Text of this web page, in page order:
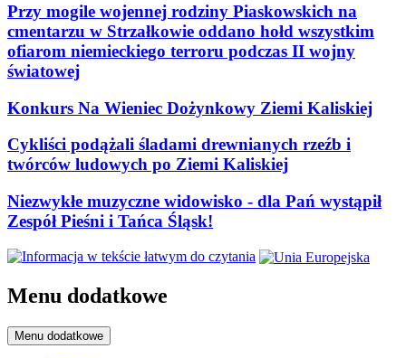
Przy mogile wojennej rodziny Piaskowskich na
cmentarzu w Strzałkowie oddano hołd wszystkim
ofiarom niemieckiego terroru podczas II wojny
światowej
Konkurs Na Wieniec Dożynkowy Ziemi Kaliskiej
Cykliści podążali śladami drewnianych rzeźb i
twórców ludowych po Ziemi Kaliskiej
Niezwykłe muzyczne widowisko - dla Pań wystąpił
Zespół Pieśni i Tańca Śląsk!
Menu dodatkowe
Menu dodatkowe